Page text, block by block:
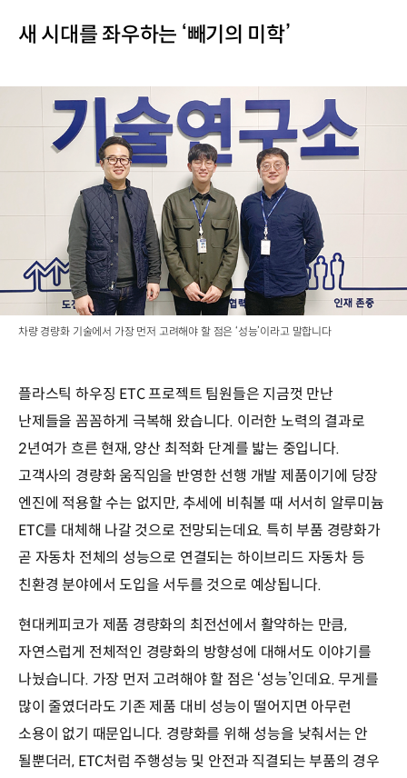
새 시대를 좌우하는 ‘빼기의 미학’
차량 경량화 기술에서 가장 먼저 고려해야 할 점은 ‘성능’이라고 말합니다
플라스틱 하우징 ETC 프로젝트 팀원들은 지금껏 만난
난제들을 꼼꼼하게 극복해 왔습니다. 이러한 노력의 결과로
2년여가 흐른 현재, 양산 최적화 단계를 밟는 중입니다.
고객사의 경량화 움직임을 반영한 선행 개발 제품이기에 당장
엔진에 적용할 수는 없지만, 추세에 비춰볼 때 서서히 알루미늄
ETC를 대체해 나갈 것으로 전망되는데요. 특히 부품 경량화가
곧 자동차 전체의 성능으로 연결되는 하이브리드 자동차 등
친환경 분야에서 도입을 서두를 것으로 예상됩니다.
현대케피코가 제품 경량화의 최전선에서 활약하는 만큼,
자연스럽게 전체적인 경량화의 방향성에 대해서도 이야기를
나눴습니다. 가장 먼저 고려해야 할 점은 ‘성능’인데요. 무게를
많이 줄였더라도 기존 제품 대비 성능이 떨어지면 아무런
소용이 없기 때문입니다. 경량화를 위해 성능을 낮춰서는 안
될뿐더러, ETC처럼 주행성능 및 안전과 직결되는 부품의 경우